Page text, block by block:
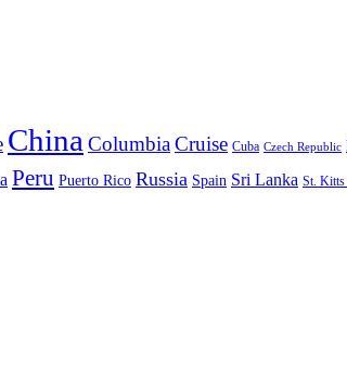
China ColumbiaCruise Cuba Czech Republic
Peru Puerto Rico Russia Spain Sri Lanka St. Kitts